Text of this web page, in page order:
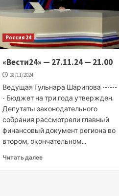
Россия 24
«Вести24» — 27.11.24 — 21.00
28/11/2024
Ведущая Гульнара Шарипова ------
- Бюджет на три года утвержден.
Депутаты законодательного
собрания рассмотрели главный
финансовый документ региона во
втором, окончательном...
Читать далее